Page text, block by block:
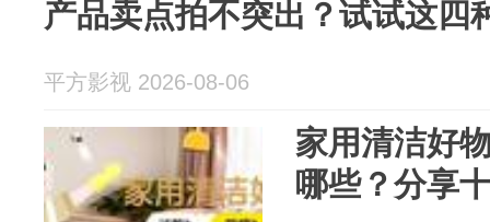
产品卖点拍不突出？试试这四
平方影视 2026-08-06
家用清洁好
哪些？分享